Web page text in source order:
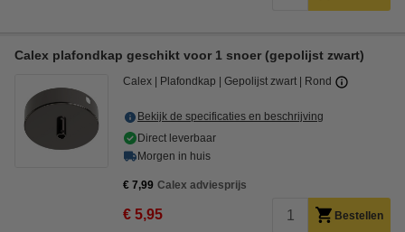
Calex plafondkap geschikt voor 1 snoer (gepolijst zwart)
Calex Plafondkap Gepolijst zwart Rond
Bekijk de specificaties en beschrijving
Direct leverbaar
Morgen in huis
€ 7,99 Calex adviesprijs
€ 5,95 Bestellen